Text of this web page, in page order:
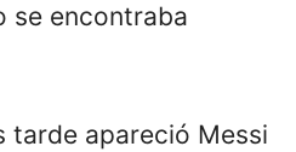
se encontraba
tarde apareció Messi